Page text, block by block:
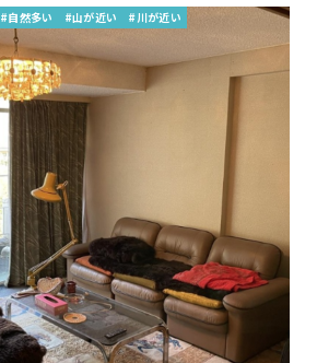
#自然多い #山が近い #川が近い